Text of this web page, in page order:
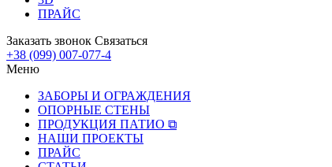
ПРАЙС
Заказать звонок Связаться
+38 (099) 007-077-4
Меню
ЗАБОРЫ И ОГРАЖДЕНИЯ
ОПОРНЫЕ СТЕНЫ
ПРОДУКЦИЯ ПАТИО ⧉
НАШИ ПРОЕКТЫ
ПРАЙС